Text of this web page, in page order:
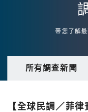
帶您了解
所有調查新聞
【全球民調／菲